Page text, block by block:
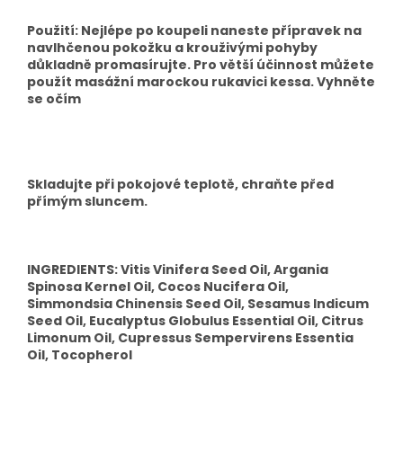
Použití: Nejlépe po koupeli naneste přípravek na
navlhčenou pokožku a krouživými pohyby
důkladně promasírujte. Pro větší účinnost můžete
použít masážní marockou rukavici kessa. Vyhněte
se očím
Skladujte při pokojové teplotě, chraňte před
přímým sluncem.
INGREDIENTS: Vitis Vinifera Seed Oil, Argania
Spinosa Kernel Oil, Cocos Nucifera Oil,
Simmondsia Chinensis Seed Oil, Sesamus Indicum
Seed Oil, Eucalyptus Globulus Essential Oil, Citrus
Limonum Oil, Cupressus Sempervirens Essentia
Oil, Tocopherol